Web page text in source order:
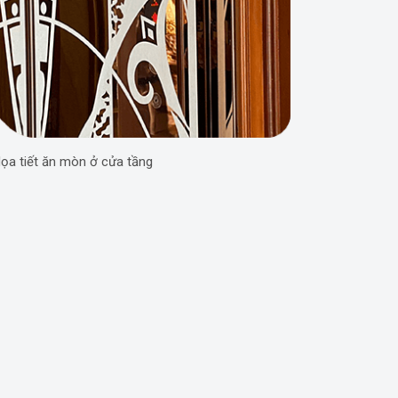
tiết ăn mòn ở cửa tầng